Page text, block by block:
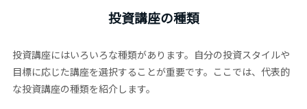
投資講座の種類
投資講座にはいろいろな種類があります。自分の投資スタイルや
目標に応じた講座を選択することが重要です。ここでは、代表的
な投資講座の種類を紹介します。